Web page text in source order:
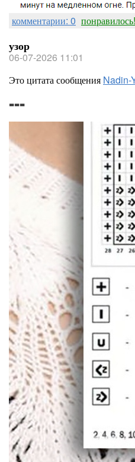
комментарии: 0 понравилось!
узор
06-07-2026 11:01
Это цитата сообщения Nadin-
===